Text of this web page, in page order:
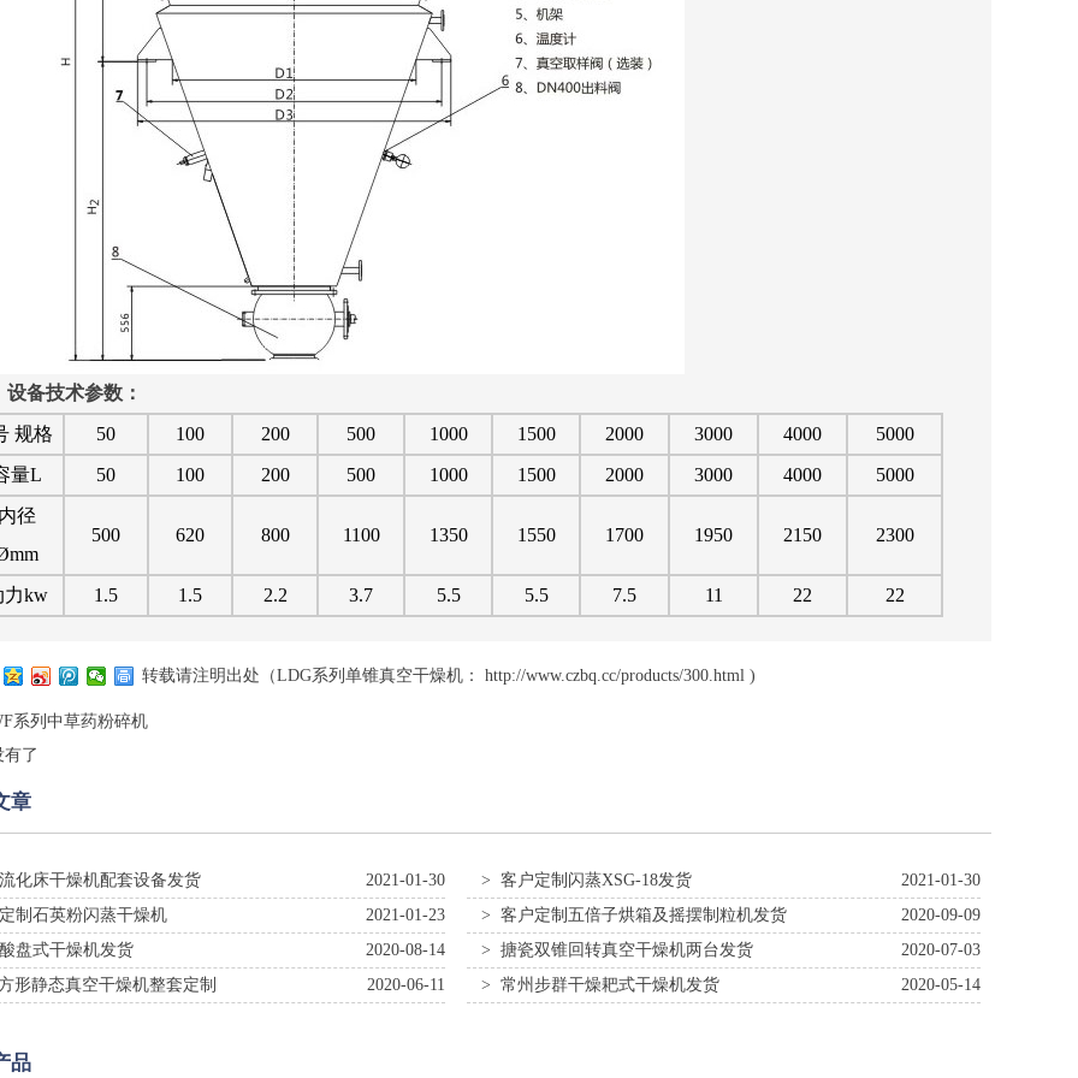
设备技术参数：
规格
50 100 200 500 1000 1500 2000 3000 4000
5000
量L
50 100 200 500 1000 1500 2000 3000 4000
5000
径
500 620 800 1100 1350 1550 1700 1950 2150 2300
力kw 1.5 1.5 2.2 3.7 5.5 5.5 7.5 11 22 22
转载请注明出处（LDG系列单锥真空干燥机： http://www.czbq.cc/products/300.html )
系列中草药粉碎机
有了
章
2021-01-30
化床干燥机配套设备发货 2021-01-30
> 客户定制闪蒸XSG-18发货
2021-01-23
制石英粉闪蒸干燥机 2020-09-09
> 客户定制五倍子烘箱及摇摆制粒机发货
2020-08-14
盘式干燥机发货 2020-07-03
> 搪瓷双锥回转真空干燥机两台发货
2020-06-11
形静态真空干燥机整套定制 2020-05-14
> 常州步群干燥耙式干燥机发货
品